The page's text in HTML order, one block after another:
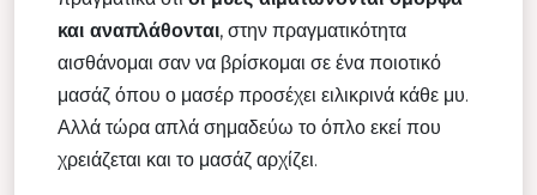
και αναπλάθονται, στην πραγματικότητα
αισθάνομαι σαν να βρίσκομαι σε ένα ποιοτικό
μασάζ όπου ο μασέρ προσέχει ειλικρινά κάθε μυ.
Αλλά τώρα απλά σημαδεύω το όπλο εκεί που
χρειάζεται και το μασάζ αρχίζει.